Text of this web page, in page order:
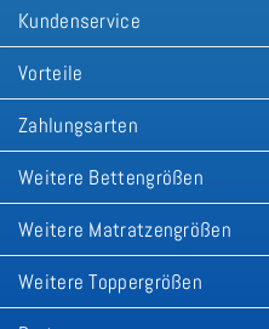
Kundenservice
Vorteile
Zahlungsarten
Weitere Bettengrößen
Weitere Matratzengrößen
Weitere Toppergrößen